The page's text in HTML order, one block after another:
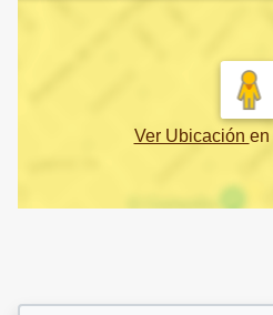
Ver Ubicación en